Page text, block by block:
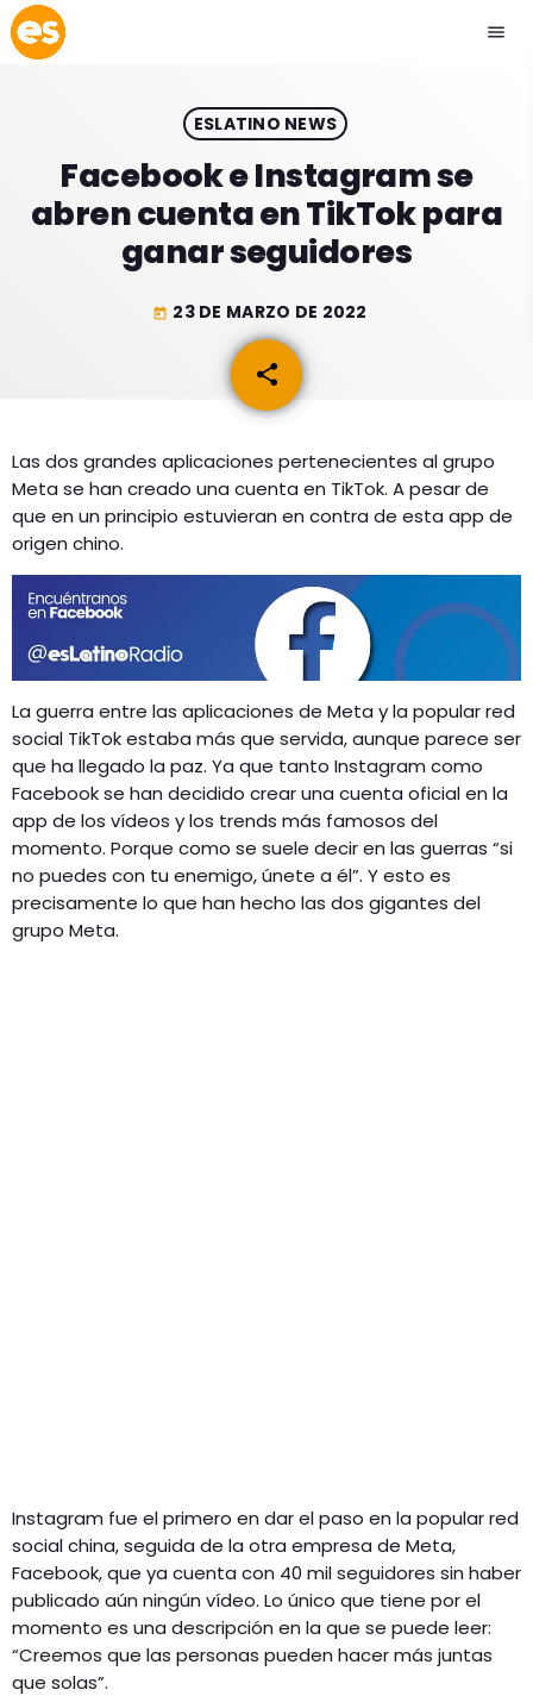
menu
play_arrow EMISIÓN LA PAZ
play_arrow EMISIÓN COCHABAMBA
ACTUALIDAD
ESPECTÁCULOS
GEEKERS
MÚSICA
ENTRETENIMIENTO
PROGRAMACIÓN
INICIO
RADIO SPLENDID
CONTACTO
ESLATINO NEWS
Facebook e Instagram se
abren cuenta en TikTok para
ganar seguidores
today 23 DE MARZO DE 2022
share
email
Las dos grandes aplicaciones pertenecientes al grupo
Meta se han creado una cuenta en TikTok. A pesar de
que en un principio estuvieran en contra de esta app de
origen chino.
La guerra entre las aplicaciones de Meta y la popular red
social TikTok estaba más que servida, aunque parece ser
que ha llegado la paz. Ya que tanto Instagram como
Facebook se han decidido crear una cuenta oficial en la
app de los vídeos y los trends más famosos del
momento. Porque como se suele decir en las guerras “si
no puedes con tu enemigo, únete a él”. Y esto es
precisamente lo que han hecho las dos gigantes del
grupo Meta.
Instagram fue el primero en dar el paso en la popular red
social china, seguida de la otra empresa de Meta,
Facebook, que ya cuenta con 40 mil seguidores sin haber
publicado aún ningún vídeo. Lo único que tiene por el
momento es una descripción en la que se puede leer:
“Creemos que las personas pueden hacer más juntas
que solas”.